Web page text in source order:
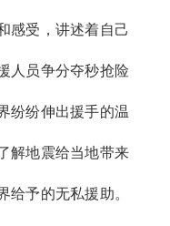
感受，讲述着自己
人员争分夺秒抢险
纷纷伸出援手的温
解地震给当地带来
给予的无私援助。